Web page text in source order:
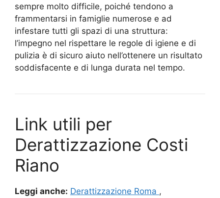
sempre molto difficile, poiché tendono a
frammentarsi in famiglie numerose e ad
infestare tutti gli spazi di una struttura:
l’impegno nel rispettare le regole di igiene e di
pulizia è di sicuro aiuto nell’ottenere un risultato
soddisfacente e di lunga durata nel tempo.
Link utili per
Derattizzazione Costi
Riano
Leggi anche: Derattizzazione Roma ,